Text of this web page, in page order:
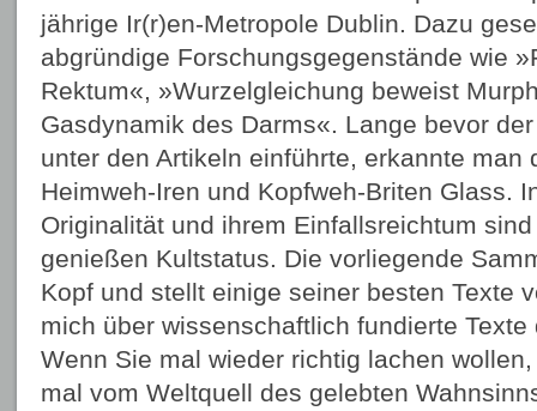
jährige Ir(r)en-Metropole Dublin. Dazu
abgründige Forschungsgegenstände wie
Rektum«, »Wurzelgleichung beweist
Gasdynamik des Darms«. Lange bevor
unter den Artikeln einführte, erkannte man
Heimweh-Iren und Kopfweh-Briten Glass.
Originalität und ihrem Einfallsreichtum
genießen Kultstatus. Die vorliegende
Kopf und stellt einige seiner besten Texte
mich über wissenschaftlich fundierte
Wenn Sie mal wieder richtig lachen
mal vom Weltquell des gelebten